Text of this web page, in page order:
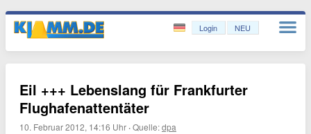
Login NEU
Eil +++ Lebenslang für Frankfurter
Flughafenattentäter
10. Februar 2012, 14:16 Uhr ·Quelle:dpa